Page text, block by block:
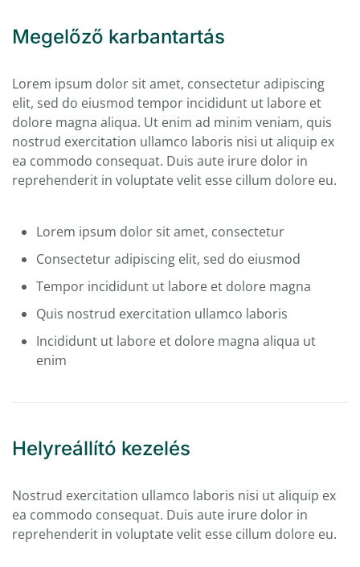
Megelőző karbantartás
Lorem ipsum dolor sit amet, consectetur adipiscing
elit, sed do eiusmod tempor incididunt ut labore et
dolore magna aliqua. Ut enim ad minim veniam, quis
nostrud exercitation ullamco laboris nisi ut aliquip ex
ea commodo consequat. Duis aute irure dolor in
reprehenderit in voluptate velit esse cillum dolore eu.
Lorem ipsum dolor sit amet, consectetur
Consectetur adipiscing elit, sed do eiusmod
Tempor incididunt ut labore et dolore magna
Quis nostrud exercitation ullamco laboris
Incididunt ut labore et dolore magna aliqua ut
enim
Helyreállító kezelés
Nostrud exercitation ullamco laboris nisi ut aliquip ex
ea commodo consequat. Duis aute irure dolor in
reprehenderit in voluptate velit esse cillum dolore eu.